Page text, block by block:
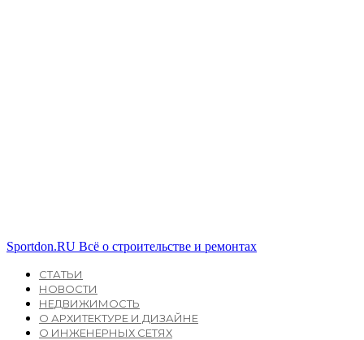
Sportdon.RU Всё о строительстве и ремонтах
СТАТЬИ
НОВОСТИ
НЕДВИЖИМОСТЬ
О АРХИТЕКТУРЕ И ДИЗАЙНЕ
О ИНЖЕНЕРНЫХ СЕТЯХ